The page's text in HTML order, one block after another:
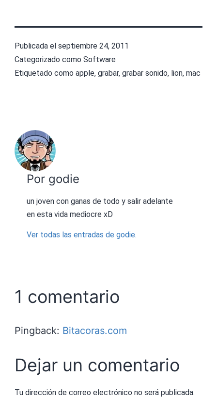
Publicada el septiembre 24, 2011
Categorizado como Software
Etiquetado como apple, grabar, grabar sonido, lion, mac
Por godie
un joven con ganas de todo y salir adelante
en esta vida mediocre xD
Ver todas las entradas de godie.
1 comentario
Pingback: Bitacoras.com
Dejar un comentario
Tu dirección de correo electrónico no será publicada.